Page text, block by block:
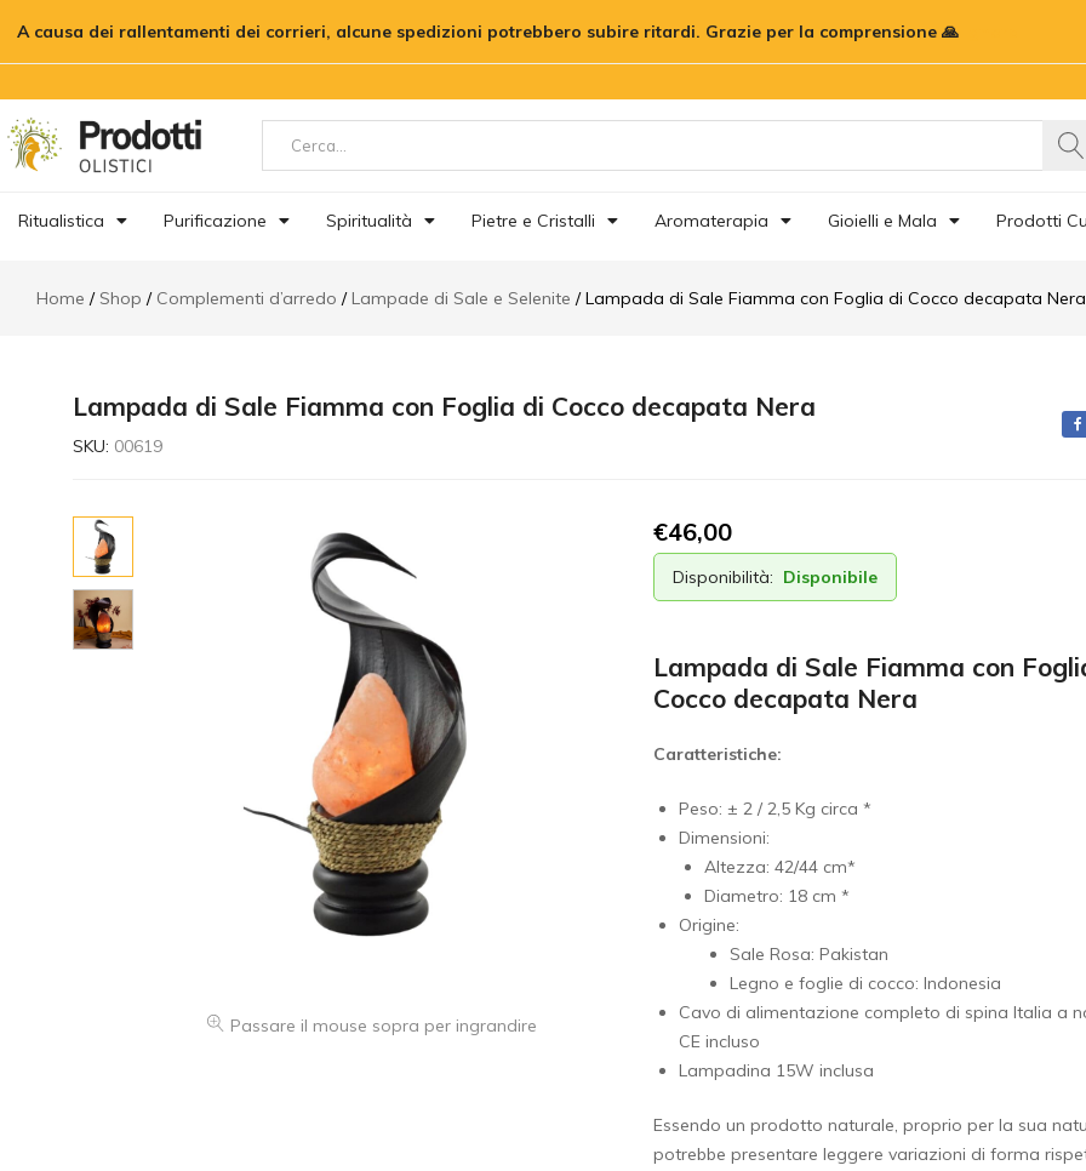
A causa dei rallentamenti dei corrieri, alcune spedizioni potrebbero subire ritardi. Grazie per la comprensione 🙏
Ritualistica Purificazione Spiritualità Pietre e Cristalli Aromaterapia Gioielli e Mala Prodotti
Home Shop Complementi d’arredo Lampade di Sale e Selenite Lampada di Sale Fiamma con Foglia di Cocco decapata Nera
Lampada di Sale Fiamma con Foglia di Cocco decapata Nera
SKU: 00619
Passare il mouse sopra per ingrandire
€46,00
Disponibilità: Disponibile
Lampada di Sale Fiamma con
Cocco decapata Nera
Caratteristiche:
Peso: ± 2 / 2,5 Kg circa *
Dimensioni:
Altezza: 42/44 cm*
Diametro: 18 cm *
Origine:
Sale Rosa: Pakistan
Legno e foglie di cocco: Indonesia
Cavo di alimentazione completo di spina Italia a
CE incluso
Lampadina 15W inclusa
Essendo un prodotto naturale, proprio per la sua
potrebbe presentare leggere variazioni di forma
Lampada di Sale Fiamma con Foglia di Cocco decapata Nera
Descrizione Informazioni aggiuntive Recensioni (0)